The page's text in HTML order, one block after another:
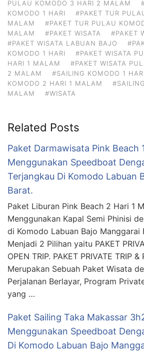
PULAU KOMODO 3 HARI 2 MALAM
KOMODO 1 HARI
#PAKET TUR
MALAM
#PAKET TUR PULAU
MALAM
#PAKET WISATA
#PAKET
#PAKET WISATA LABUAN BAJO
KOMODO 1 HARI
#PAKET WISATA
HARI 1 MALAM
#PAKET WISATA
2 MALAM
#SAILING KOMODO 1
KOMODO 2 HARI 1 MALAM
MALAM
#WISATA
Related Posts
Paket Darmawisata Pink Beach
Menggunakan Speedboat
Terjangkau Di Komodo Labuan
Barat.
Paket Liburan Pink Beach 2 Hari 1
Menggunakan Kapal Semi Phinisi
di Komodo Labuan Bajo Manggarai
Menjadi 2 Pilihan yaitu PAKET
OPEN TRIP. PAKET PRIVATE TRIP &
Merupakan Sebuah Paket Wisata
Perjalanan Berlayar, Program
yang …
Paket Sailing Taka Makassar
Menggunakan Speedboat
Di Komodo Labuan Bajo